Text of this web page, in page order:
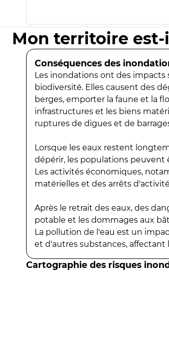
Mon territoire
Conséquences des
Les inondations ont des
biodiversité. Elles causent des
berges, emporter la faune et la
infrastructures et les biens
ruptures de digues et de
Lorsque les eaux restent
dépérir, les populations peuvent
Les activités économiques,
matérielles et des arrêts
Après le retrait des eaux, des
potable et les dommages aux
La pollution de l'eau est un
et d'autres substances, affectant
Cartographie des risques